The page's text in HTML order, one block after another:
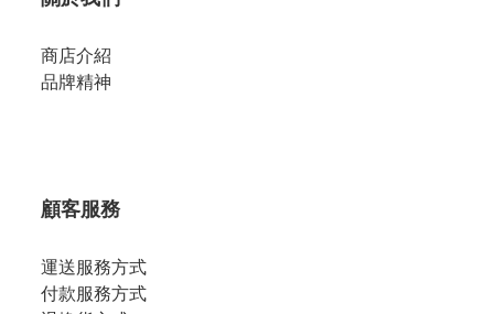
商店介紹
品牌精神
顧客服務
運送服務方式
付款服務方式